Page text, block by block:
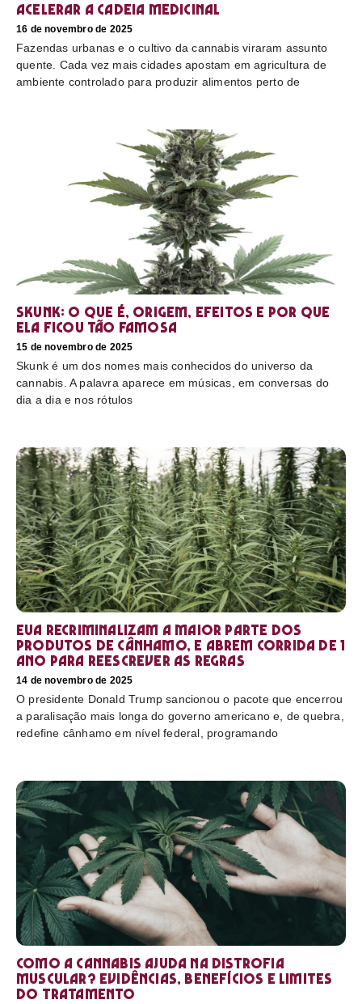
acelerar a cadeia medicinal
16 de novembro de 2025
Fazendas urbanas e o cultivo da cannabis viraram assunto
quente. Cada vez mais cidades apostam em agricultura de
ambiente controlado para produzir alimentos perto de
Skunk: o que é, origem, efeitos e por que
ela ficou tão famosa
15 de novembro de 2025
Skunk é um dos nomes mais conhecidos do universo da
cannabis. A palavra aparece em músicas, em conversas do
dia a dia e nos rótulos
EUA recriminalizam a maior parte dos
produtos de cânhamo, e abrem corrida de 1
ano para reescrever as regras
14 de novembro de 2025
O presidente Donald Trump sancionou o pacote que encerrou
a paralisação mais longa do governo americano e, de quebra,
redefine cânhamo em nível federal, programando
Como a cannabis ajuda na distrofia
muscular? Evidências, benefícios e limites
do tratamento